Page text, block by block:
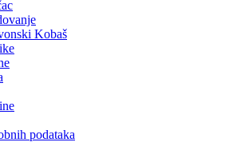
Kobaš
podataka